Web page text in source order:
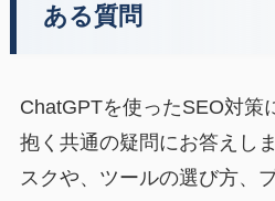
ある質問
ChatGPTを使ったSEO対策
抱く共通の疑問にお答えし
スクや、ツールの選び方、